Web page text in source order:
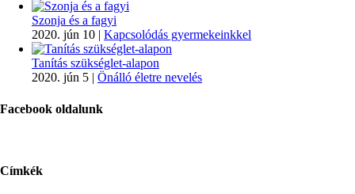
Szonja és a fagyi
2020. jún 10 | Kapcsolódás gyermekeinkkel
Tanítás szükséglet-alapon
2020. jún 5 | Önálló életre nevelés
Facebook oldalunk
Címkék